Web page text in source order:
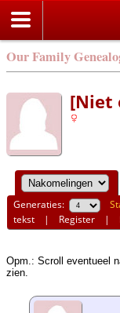
Our Family
[Niet
Generaties:
tekst | Register |
Opm.: Scroll eventueel
zien.